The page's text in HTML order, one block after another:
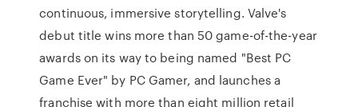
continuous, immersive storytelling. Valve's
debut title wins more than 50 game-of-the-year
awards on its way to being named "Best PC
Game Ever" by PC Gamer, and launches a
franchise with more than eight million retail